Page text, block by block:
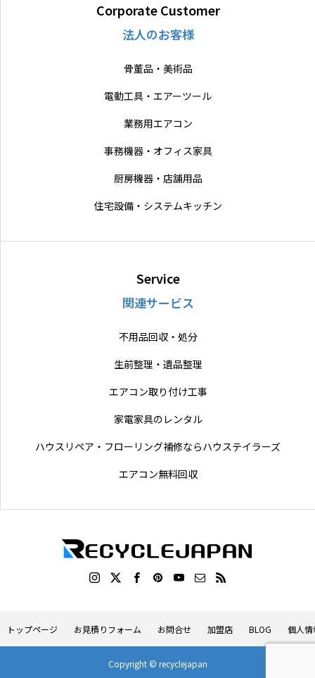
Corporate Customer
法人のお客様
骨董品・美術品
電動工具・エアーツール
業務用エアコン
事務機器・オフィス家具
厨房機器・店舗用品
住宅設備・システムキッチン
Service
関連サービス
不用品回収・処分
生前整理・遺品整理
エアコン取り付け工事
家電家具のレンタル
ハウスリペア・フローリング補修ならハウステイラーズ
エアコン無料回収
トップページ お見積りフォーム お問合せ 加盟店 BLOG 個人
Copyright © recyclejapan